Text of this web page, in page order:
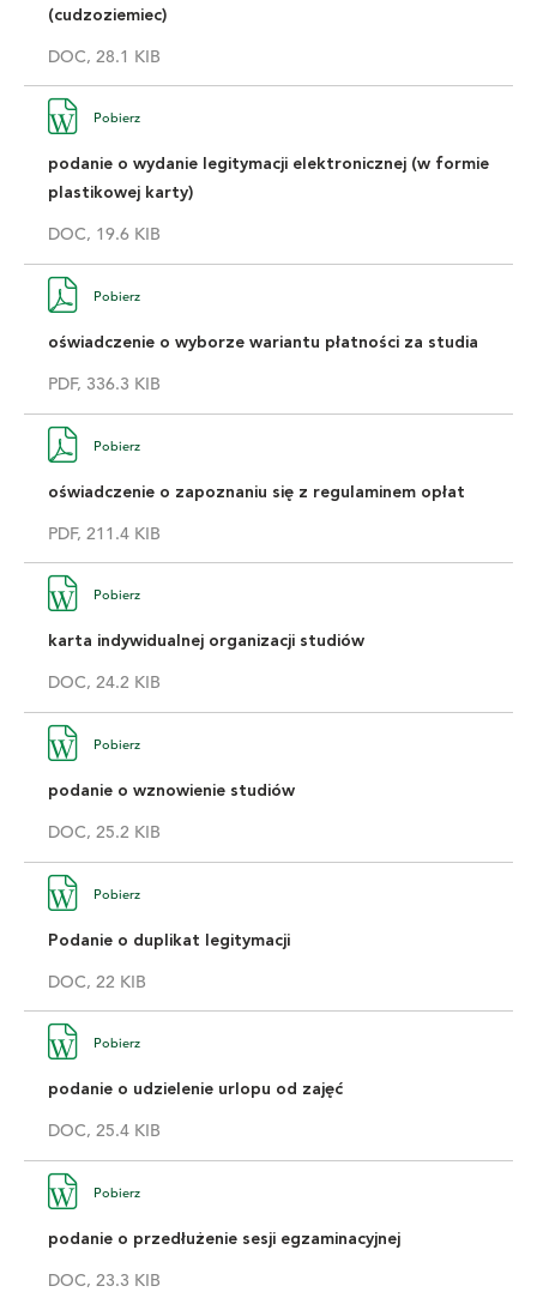
(cudzoziemiec)
DOC, 28.1 KIB
Pobierz
podanie o wydanie legitymacji elektronicznej (w formie
plastikowej karty)
DOC, 19.6 KIB
Pobierz
oświadczenie o wyborze wariantu płatności za studia
PDF, 336.3 KIB
Pobierz
oświadczenie o zapoznaniu się z regulaminem opłat
PDF, 211.4 KIB
Pobierz
karta indywidualnej organizacji studiów
DOC, 24.2 KIB
Pobierz
podanie o wznowienie studiów
DOC, 25.2 KIB
Pobierz
Podanie o duplikat legitymacji
DOC, 22 KIB
Pobierz
podanie o udzielenie urlopu od zajęć
DOC, 25.4 KIB
Pobierz
podanie o przedłużenie sesji egzaminacyjnej
DOC, 23.3 KIB